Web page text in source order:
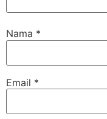
Nama *
Email *